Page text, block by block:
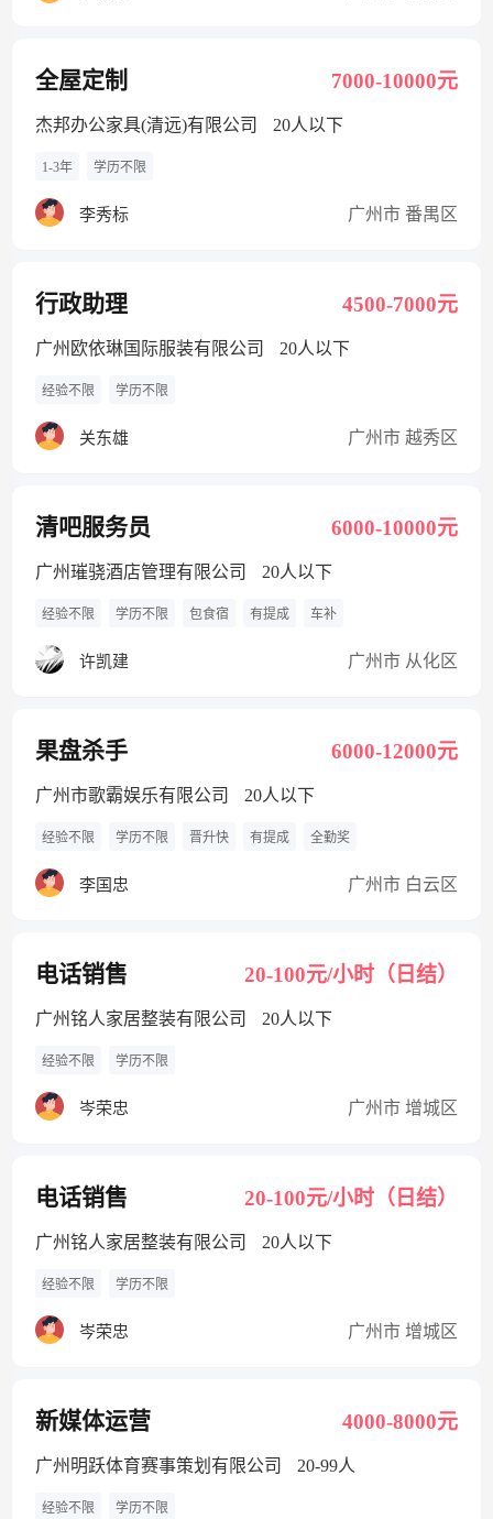
全屋定制 7000-10000元
杰邦办公家具(清远)有限公司 20人以下
1-3年 学历不限
李秀标 广州市 番禺区
行政助理 4500-7000元
广州欧依琳国际服装有限公司 20人以下
经验不限 学历不限
关东雄 广州市 越秀区
清吧服务员 6000-10000元
广州璀骁酒店管理有限公司 20人以下
经验不限 学历不限 包食宿 有提成 车补
许凯建 广州市 从化区
果盘杀手 6000-12000元
广州市歌霸娱乐有限公司 20人以下
经验不限 学历不限 晋升快 有提成 全勤奖
李国忠 广州市 白云区
电话销售 20-100元/小时（日结）
广州铭人家居整装有限公司 20人以下
经验不限 学历不限
岑荣忠 广州市 增城区
电话销售 20-100元/小时（日结）
广州铭人家居整装有限公司 20人以下
经验不限 学历不限
岑荣忠 广州市 增城区
新媒体运营 4000-8000元
广州明跃体育赛事策划有限公司 20-99人
经验不限 学历不限